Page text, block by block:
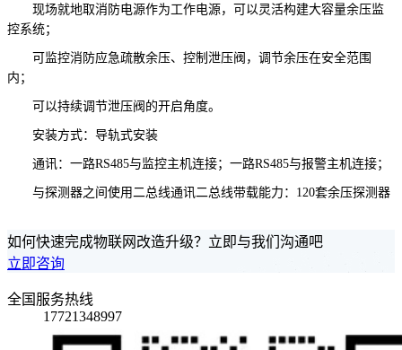
现场就地取消防电源作为工作电源，可以灵活构建大容量余压监
控系统；
可监控消防应急疏散余压、控制泄压阀，调节余压在安全范围
内；
可以持续调节泄压阀的开启角度。
安装方式：导轨式安装
通讯：一路RS485与监控主机连接；一路RS485与报警主机连接；
与探测器之间使用二总线通讯二总线带载能力：120套余压探测器
如何快速完成物联网改造升级？立即与我们沟通吧
立即咨询
全国服务热线
17721348997